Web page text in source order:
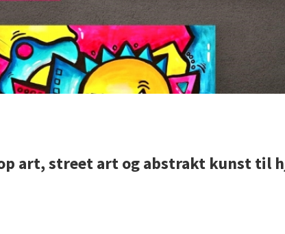
art, street art og abstrakt kunst til